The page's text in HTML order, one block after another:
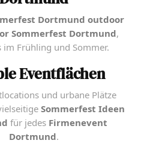
Dortmund outdoor
Sommerfest Dortmund,
im Frühling und Sommer.
Eventflächen
und urbane Plätze
Sommerfest Ideen
für jedes Firmenevent
Dortmund.